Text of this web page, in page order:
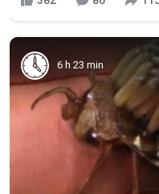
6 h 23 min